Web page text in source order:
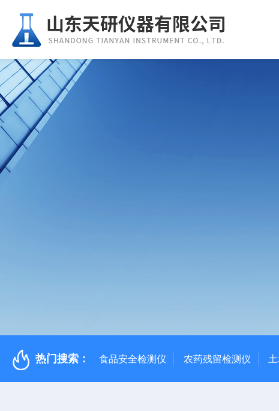
热门搜索： 食品安全检测仪 农药残留检测仪